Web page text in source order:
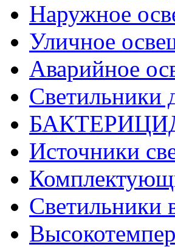
Наружное
Уличное
Аварийное
Светильники
Источники
Светильники